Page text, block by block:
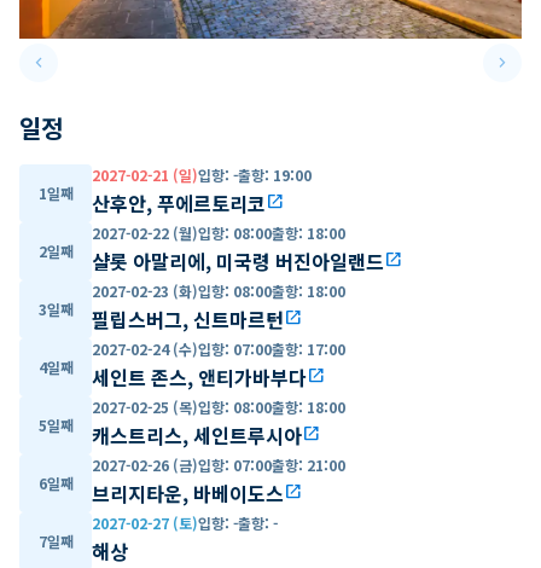
keyboard_arrow_leftPrevious slide keyboard_arrow_right
일정
1일째
2027-02-21 (일)입항: -출항: 19:00
산후안, 푸에르토리코open_in_new
2일째
2027-02-22 (월)입항: 08:00출항: 18:00
샬롯 아말리에, 미국령 버진아일랜드open_in_new
3일째
2027-02-23 (화)입항: 08:00출항: 18:00
필립스버그, 신트마르턴open_in_new
4일째
2027-02-24 (수)입항: 07:00출항: 17:00
세인트 존스, 앤티가바부다open_in_new
5일째
2027-02-25 (목)입항: 08:00출항: 18:00
캐스트리스, 세인트루시아open_in_new
6일째
2027-02-26 (금)입항: 07:00출항: 21:00
브리지타운, 바베이도스open_in_new
7일째
2027-02-27 (토)입항: -출항: -
해상